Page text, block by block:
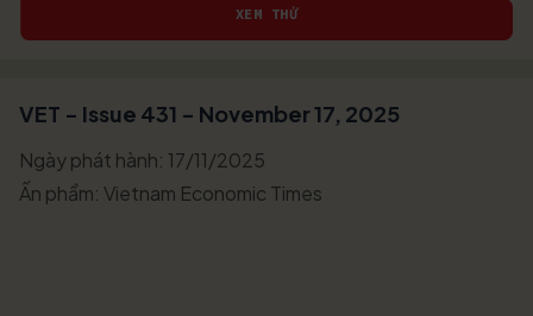
XEM THỬ
VET - Issue 431 - November 17, 2025
Ngày phát hành: 17/11/2025
Ấn phẩm: Vietnam Economic Times